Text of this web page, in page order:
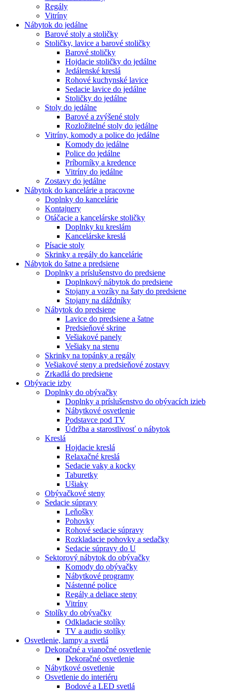
Regály
Vitríny
Nábytok do jedálne
Barové stoly a stoličky
Stoličky, lavice a barové stoličky
Barové stoličky
Hojdacie stoličky do jedálne
Jedálenské kreslá
Rohové kuchynské lavice
Sedacie lavice do jedálne
Stoličky do jedálne
Stoly do jedálne
Barové a zvýšené stoly
Rozložitelné stoly do jedálne
Vitríny, komody a police do jedálne
Komody do jedálne
Police do jedálne
Príborníky a kredence
Vitríny do jedálne
Zostavy do jedálne
Nábytok do kancelárie a pracovne
Doplnky do kancelárie
Kontajnery
Otáčacie a kancelárske stoličky
Doplnky ku kreslám
Kancelárske kreslá
Písacie stoly
Skrinky a regály do kancelárie
Nábytok do šatne a predsiene
Doplnky a príslušenstvo do predsiene
Doplnkový nábytok do predsiene
Stojany a vozíky na šaty do predsiene
Stojany na dáždníky
Nábytok do predsiene
Lavice do predsiene a šatne
Predsieňové skrine
Vešiakové panely
Vešiaky na stenu
Skrinky na topánky a regály
Vešiakové steny a predsieňové zostavy
Zrkadlá do predsiene
Obývacie izby
Doplnky do obývačky
Doplnky a príslušenstvo do obývacích izieb
Nábytkové osvetlenie
Podstavce pod TV
Údržba a starostlivosť o nábytok
Kreslá
Hojdacie kreslá
Relaxačné kreslá
Sedacie vaky a kocky
Taburetky
Ušiaky
Obývačkové steny
Sedacie súpravy
Leňošky
Pohovky
Rohové sedacie súpravy
Rozkladacie pohovky a sedačky
Sedacie súpravy do U
Sektorový nábytok do obývačky
Komody do obývačky
Nábytkové programy
Nástenné police
Regály a deliace steny
Vitríny
Stolíky do obývačky
Odkladacie stolíky
TV a audio stolíky
Osvetlenie, lampy a svetlá
Dekoračné a vianočné osvetlenie
Dekoračné osvetlenie
Nábytkové osvetlenie
Osvetlenie do interiéru
Bodové a LED svetlá